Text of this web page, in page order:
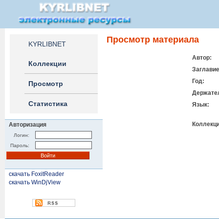
KYRLIBNET
Коллекции
Просмотр
Статистика
Авторизация
Логин:
Пароль:
скачать FoxitReader
скачать WinDjView
Просмотр материала
Автор:
Год:
Язык: